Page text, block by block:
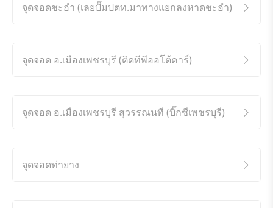
จุดจอดชะอำ (เลยปั๊มปตท.มาทางแยกลงหาดชะอำ)
จุดจอด อ.เมืองเพชรบุรี (ติดทีพีออโต้คาร์)
จุดจอด อ.เมืองเพชรบุรี สุวรรณนที (บิ๊กซีเพชรบุรี)
จุดจอดท่ายาง